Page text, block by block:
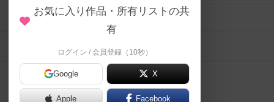
お気に入り作品・所有リストの共
有
ログイン / 会員登録（10秒）
Google X
Apple Facebook
メカニクス特集
掲示板・トピックス
ボドとも・会員一覧